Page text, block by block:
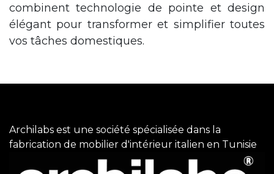
combinent technologie de pointe et design
élégant pour transformer et simplifier toutes
vos tâches domestiques.
Archilabs est une société spécialisée dans la
fabrication de mobilier d'intérieur italien en Tunisie